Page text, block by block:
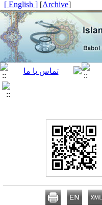
[
Archive
]
[ English ]